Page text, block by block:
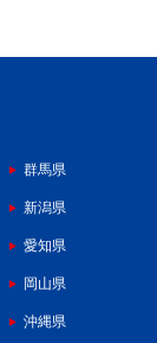
群馬県
新潟県
愛知県
岡山県
沖縄県